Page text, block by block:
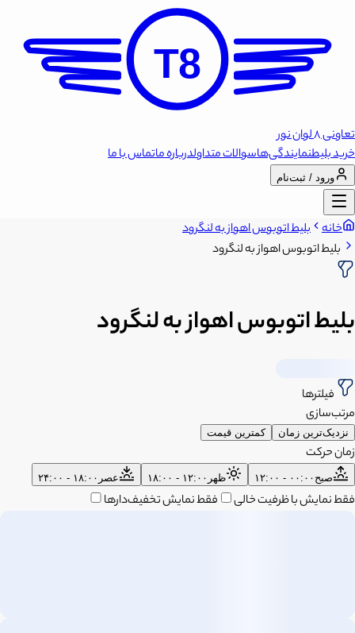
T8
تعاونی 8 لوان نور
خرید بلیطنمایندگی‌هاسوالات متداولدرباره ماتماس با ما
ورود / ثبت‌نام
خانه بلیط اتوبوس اهواز به لنگرود
بلیط اتوبوس اهواز به لنگرود
بلیط اتوبوس اهواز به لنگرود
فیلترها
مرتب‌سازی
نزدیک‌ترین زمان کمترین قیمت
زمان حرکت
صبح ۰۰:۰۰ - ۱۲:۰۰ ظهر ۱۲:۰۰ - ۱۸:۰۰ عصر ۱۸:۰۰ - ۲۴:۰۰
فقط نمایش با ظرفیت خالی فقط نمایش تخفیف‌دارها